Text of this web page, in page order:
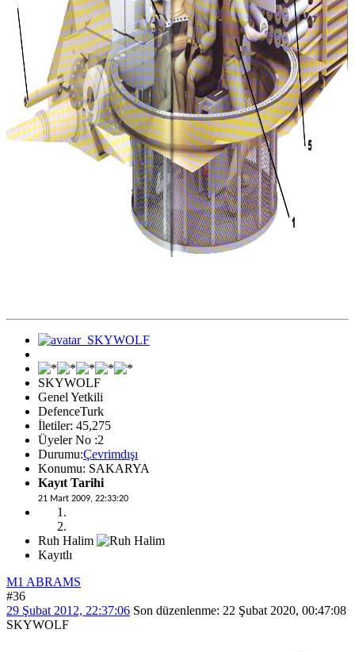
SKYWOLF
Genel Yetkili
DefenceTurk
İletiler: 45,275
Üyeler No :2
Durumu:Çevrimdışı
Konumu: SAKARYA
Kayıt Tarihi
21 Mart 2009, 22:33:20
Ruh Halim
Kayıtlı
M1 ABRAMS
#36
29 Şubat 2012, 22:37:06 Son düzenlenme: 22 Şubat 2020, 00:47:08
SKYWOLF